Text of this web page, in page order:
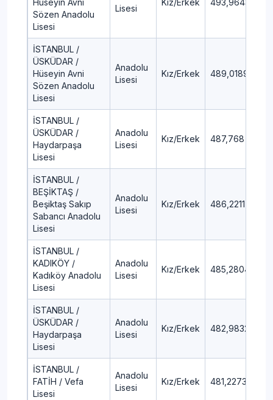
Hüseyin Avni
Sözen Anadolu
Lisesi
Lisesi
Kız/Erkek 493,9643
İSTANBUL /
ÜSKÜDAR /
Hüseyin Avni
Sözen Anadolu
Lisesi
Anadolu
Lisesi
Kız/Erkek 489,0189
İSTANBUL /
ÜSKÜDAR /
Haydarpaşa
Lisesi
Anadolu
Lisesi
Kız/Erkek 487,768
İSTANBUL /
BEŞİKTAŞ /
Beşiktaş Sakıp
Sabancı Anadolu
Lisesi
Anadolu
Lisesi
Kız/Erkek 486,2211
İSTANBUL /
KADIKÖY /
Kadıköy Anadolu
Lisesi
Anadolu
Lisesi
Kız/Erkek 485,2804
İSTANBUL /
ÜSKÜDAR /
Haydarpaşa
Lisesi
Anadolu
Lisesi
Kız/Erkek 482,9832
İSTANBUL /
FATİH / Vefa
Lisesi
Anadolu
Lisesi
Kız/Erkek 481,2273